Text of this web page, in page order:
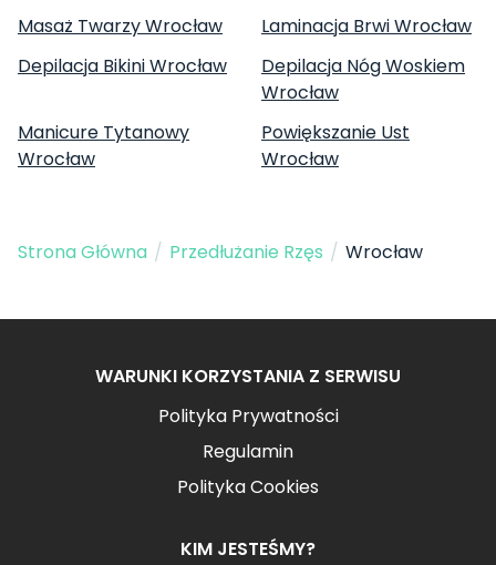
Masaż Twarzy Wrocław
Laminacja Brwi Wrocław
Depilacja Bikini Wrocław
Depilacja Nóg Woskiem
Wrocław
Manicure Tytanowy
Wrocław
Powiększanie Ust
Wrocław
Strona Główna / Przedłużanie Rzęs / Wrocław
WARUNKI KORZYSTANIA Z SERWISU
Polityka Prywatności
Regulamin
Polityka Cookies
KIM JESTEŚMY?